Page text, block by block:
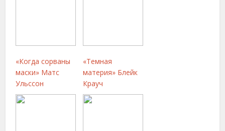
«Когда сорваны
маски» Матс
Ульссон
«Темная
материя» Блейк
Крауч